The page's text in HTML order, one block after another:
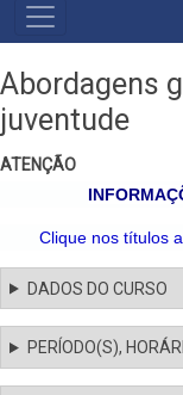
MENU
PRIMÁRIO
Abordagens
juventude
ATENÇÃO
Clique nos títulos
DADOS DO CURSO
PERÍODO(S),